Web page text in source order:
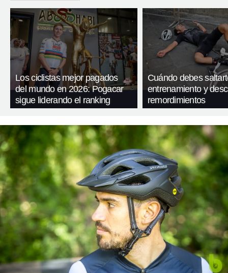
Los ciclistas mejor pagados
del mundo en 2026: Pogacar
sigue liderando el ranking
Cuándo debes
entrenamiento y
remordimientos